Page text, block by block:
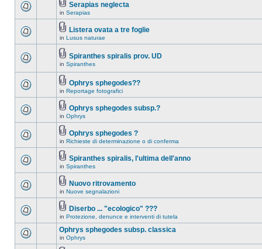
Serapias neglecta
in Serapias
Listera ovata a tre foglie
in Lusus naturae
Spiranthes spiralis prov. UD
in Spiranthes
Ophrys sphegodes??
in Reportage fotografici
Ophrys sphegodes subsp.?
in Ophrys
Ophrys sphegodes ?
in Richieste di determinazione o di conferma
Spiranthes spiralis, l'ultima dell'anno
in Spiranthes
Nuovo ritrovamento
in Nuove segnalazioni
Diserbo ... "ecologico" ???
in Protezione, denunce e interventi di tutela
Ophrys sphegodes subsp. classica
in Ophrys